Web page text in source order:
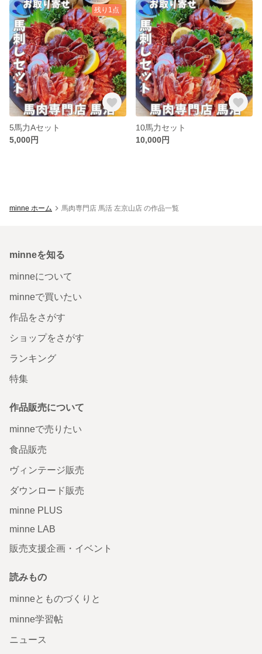
残り1点
5馬力Aセット
5,000円
10馬力セット
10,000円
minne ホーム 馬肉専門店 馬活 左京山店 の作品一覧
minneを知る
minneについて
minneで買いたい
作品をさがす
ショップをさがす
ランキング
特集
作品販売について
minneで売りたい
食品販売
ヴィンテージ販売
ダウンロード販売
minne PLUS
minne LAB
販売支援企画・イベント
読みもの
minneとものづくりと
minne学習帖
ニュース